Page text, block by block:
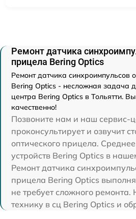
Ремонт датчика
прицела Bering Optics
Ремонт датчика синхроимпульсов
Bering Optics - несложная задача
центра Bering Optics в Тольятти.
качественно!
Позвоните нам и наш сервис-
проконсультирует и озвучит
оптического прицела.
устройств Bering Optics в
Ремонт датчика
прицела Bering Optics
не требует сложного
технику в сц Bering Optics и